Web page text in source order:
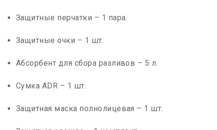
Защитные перчатки – 1 пара.
Защитные очки – 1 шт.
Абсорбент для сбора разливов – 5 л.
Сумка ADR – 1 шт.
Защитная маска полнолицевая – 1 шт.